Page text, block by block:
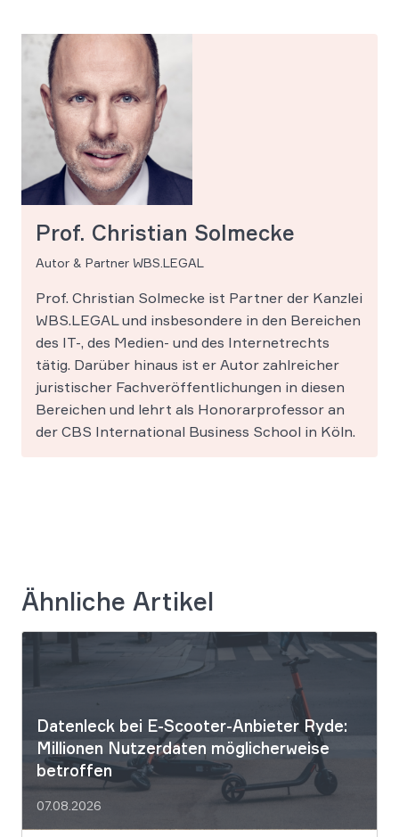
Prof. Christian Solmecke
Autor & Partner WBS.LEGAL
Prof. Christian Solmecke ist Partner der Kanzlei
WBS.LEGAL und insbesondere in den Bereichen
des IT-, des Medien- und des Internetrechts
tätig. Darüber hinaus ist er Autor zahlreicher
juristischer Fachveröffentlichungen in diesen
Bereichen und lehrt als Honorarprofessor an
der CBS International Business School in Köln.
Ähnliche Artikel
Datenleck bei E-Scooter-Anbieter Ryde:
Millionen Nutzerdaten möglicherweise
betroffen
07.08.2026